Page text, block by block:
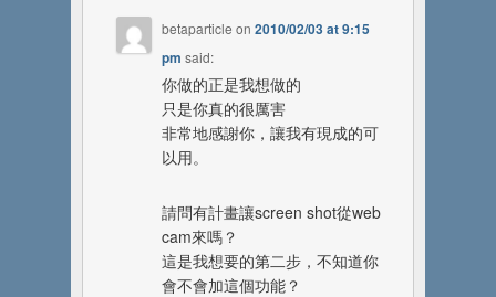
betaparticle on2010/02/03 at 9:15
pm said:
你做的正是我想做的
只是你真的很厲害
非常地感謝你，讓我有現成的可
以用。
請問有計畫讓screen shot從web
cam來嗎？
這是我想要的第二步，不知道你
會不會加這個功能？